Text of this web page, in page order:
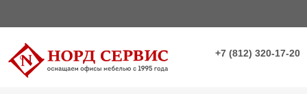
+7 (812) 320-17-20